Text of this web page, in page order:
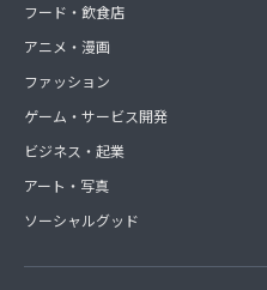
フード・飲食店
アニメ・漫画
ファッション
ゲーム・サービス開発
ビジネス・起業
アート・写真
ソーシャルグッド